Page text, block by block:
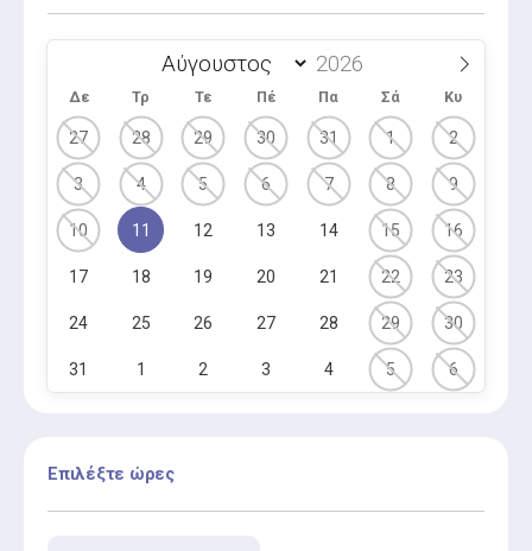
Δε Τρ Τε Πέ Πα Σά Κυ
27 28 29 30 31 1 2
3 4 5 6 7 8 9
10 11 12 13 14 15 16
17 18 19 20 21 22 23
24 25 26 27 28 29 30
31 1 2 3 4 5 6
Επιλέξτε ώρες